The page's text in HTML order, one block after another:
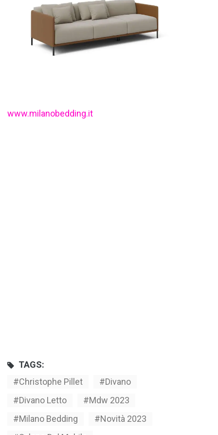
www.milanobedding.it
TAGS:
Christophe Pillet
Divano
Divano Letto
Mdw 2023
Milano Bedding
Novità 2023